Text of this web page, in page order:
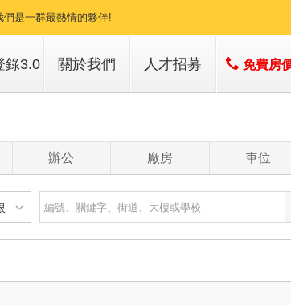
是一群最熱情的夥伴!
錄3.0 關於我們
經營績效
服務項目
人才招募 免費房
辦公 廠房 車位
不限